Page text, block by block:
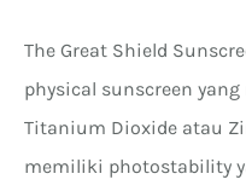
The Great Shield
physical sunscreen
Titanium Dioxide atau
memiliki photostability